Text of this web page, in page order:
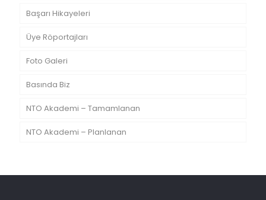
Başarı Hikayeleri
Üye Röportajları
Foto Galeri
Basında Biz
NTO Akademi – Tamamlanan
NTO Akademi – Planlanan